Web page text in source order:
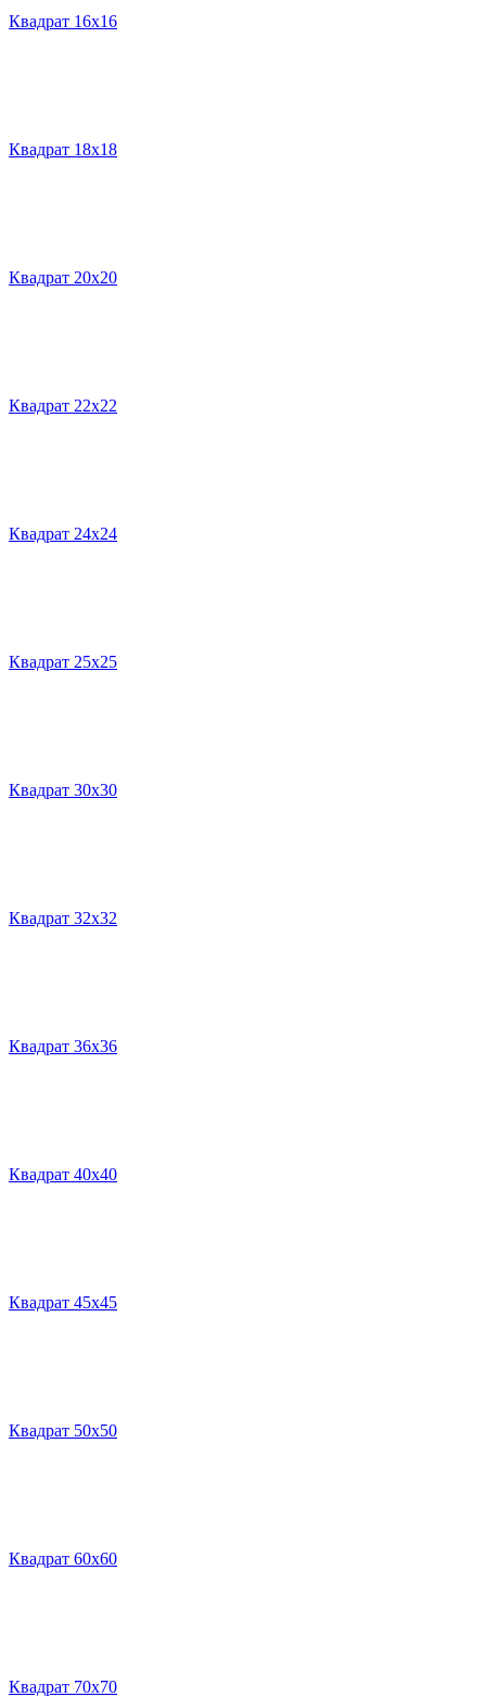
Квадрат 16х16
Квадрат 18х18
Квадрат 20х20
Квадрат 22х22
Квадрат 24х24
Квадрат 25х25
Квадрат 30х30
Квадрат 32х32
Квадрат 36х36
Квадрат 40х40
Квадрат 45х45
Квадрат 50х50
Квадрат 60х60
Квадрат 70х70